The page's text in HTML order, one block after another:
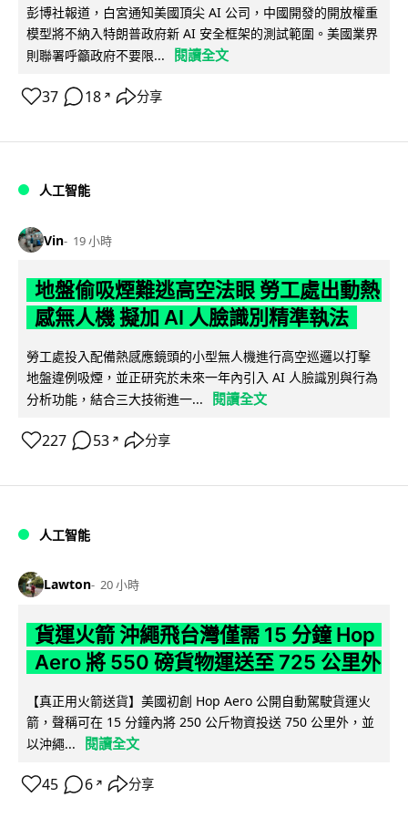
彭博社報道，白宮通知美國頂尖 AI 公司，中國開發的開放權重
模型將不納入特朗普政府新 AI 安全框架的測試範圍。美國業界
則聯署呼籲政府不要限...
閱讀全文
37 18 ↗ 分享
人工智能
Vin 19 小時
地盤偷吸煙難逃高空法眼 勞工處出動熱
感無人機 擬加 AI 人臉識別精準執法
勞工處投入配備熱感應鏡頭的小型無人機進行高空巡邏以打擊
地盤違例吸煙，並正研究於未來一年內引入 AI 人臉識別與行為
分析功能，結合三大技術進一...
閱讀全文
227 53 ↗ 分享
人工智能
Lawton 20 小時
貨運火箭 沖繩飛台灣僅需 15 分鐘 Hop
Aero 將 550 磅貨物運送至 725 公里外
【真正用火箭送貨】美國初創 Hop Aero 公開自動駕駛貨運火
箭，聲稱可在 15 分鐘內將 250 公斤物資投送 750 公里外，並
以沖繩...
閱讀全文
45 6 ↗ 分享